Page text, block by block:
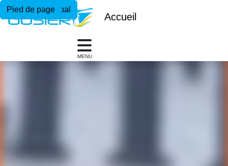
Menu principal
Contenu principal
Pied de page
Accueil
MENU